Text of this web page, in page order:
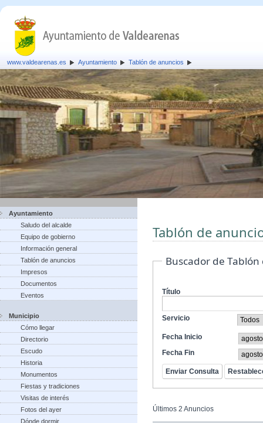
www.valdearenas.es Ayuntamiento Tablón de anuncios
Ayuntamiento
Saludo del alcalde
Equipo de gobierno
Información general
Tablón de anuncios
Impresos
Documentos
Eventos
Municipio
Cómo llegar
Directorio
Escudo
Historia
Monumentos
Fiestas y tradiciones
Visitas de interés
Fotos del ayer
Dónde dormir
Tablón de
Buscador de
Título
Servicio
Fecha Inicio
Fecha Fin
Últimos 2 Anuncios